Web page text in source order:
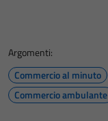
Argomenti:
Commercio al minuto
Commercio ambulante